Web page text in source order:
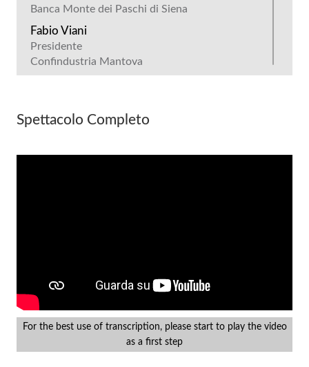
Banca Monte dei Paschi di Siena
Fabio Viani
Presidente
Confindustria Mantova
Conservatorio "Lucio Campiani" di Mantova
Spettacolo Completo
For the best use of transcription, please start to play the video
as a first step